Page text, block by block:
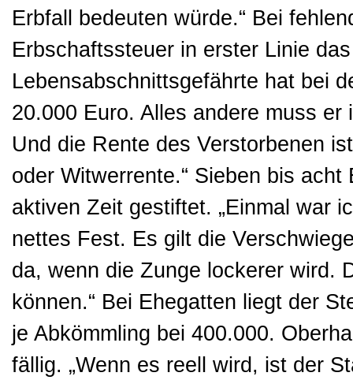
Erbfall bedeuten würde.“ Bei
Erbschaftssteuer in erster Linie
Lebensabschnittsgefährte hat bei
20.000 Euro. Alles andere muss
Und die Rente des Verstorbenen
oder Witwerrente.“ Sieben bis
aktiven Zeit gestiftet. „Einmal war
nettes Fest. Es gilt die
da, wenn die Zunge lockerer wird.
können.“ Bei Ehegatten liegt der
je Abkömmling bei 400.000.
fällig. „Wenn es reell wird, ist der